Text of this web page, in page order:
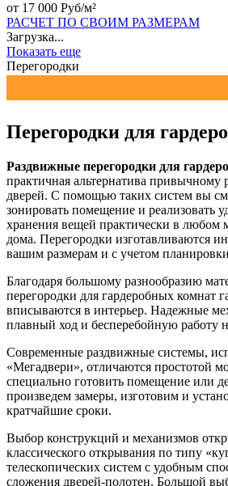
от 17 000 Руб/м²
РАСЧЕТ ПО СВОИМ РАЗМЕРАМ
Загрузка...
Показать еще
Перегородки
Перегородки для
Раздвижные перегородки для
практичная альтернатива привычному
дверей. С помощью таких систем вы
зонировать помещение и реализовать
хранения вещей практически в любом
дома. Перегородки изготавливаются
вашим размерам и с учетом
Благодаря большому разнообразию
перегородки для гардеробных комнат
вписываются в интерьер. Надежные
плавный ход и бесперебойную работу
Современные раздвижные системы,
«Мегадвери», отличаются простотой
специально готовить помещение или
произведем замеры, изготовим и
кратчайшие сроки.
Выбор конструкций и механизмов
классического открывания по типу
телескопических систем с удобным
сложения дверей-полотен. Большой